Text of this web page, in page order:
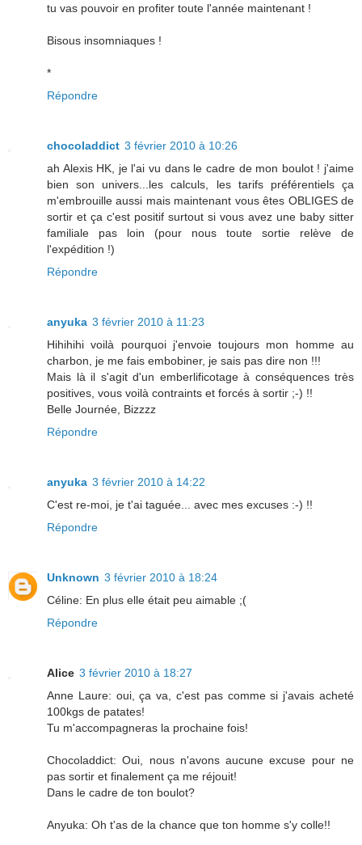
tu vas pouvoir en profiter toute l'année maintenant !
Bisous insomniaques !
*
Répondre
chocoladdict 3 février 2010 à 10:26
ah Alexis HK, je l'ai vu dans le cadre de mon boulot ! j'aime
bien son univers...les calculs, les tarifs préférentiels ça
m'embrouille aussi mais maintenant vous êtes OBLIGES de
sortir et ça c'est positif surtout si vous avez une baby sitter
familiale pas loin (pour nous toute sortie relève de
l'expédition !)
Répondre
anyuka 3 février 2010 à 11:23
Hihihihi voilà pourquoi j'envoie toujours mon homme au
charbon, je me fais embobiner, je sais pas dire non !!!
Mais là il s'agit d'un emberlificotage à conséquences très
positives, vous voilà contraints et forcés à sortir ;-) !!
Belle Journée, Bizzzz
Répondre
anyuka 3 février 2010 à 14:22
C'est re-moi, je t'ai taguée... avec mes excuses :-) !!
Répondre
Unknown 3 février 2010 à 18:24
Céline: En plus elle était peu aimable ;(
Répondre
Alice 3 février 2010 à 18:27
Anne Laure: oui, ça va, c'est pas comme si j'avais acheté
100kgs de patates!
Tu m'accompagneras la prochaine fois!
Chocoladdict: Oui, nous n'avons aucune excuse pour ne
pas sortir et finalement ça me réjouit!
Dans le cadre de ton boulot?
Anyuka: Oh t'as de la chance que ton homme s'y colle!!